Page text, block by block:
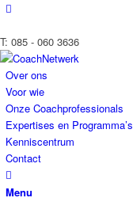
T: 085 - 060 3636
Over ons
Voor wie
Onze Coachprofessionals
Expertises en Programma’s
Kenniscentrum
Contact
Menu